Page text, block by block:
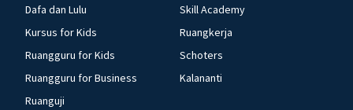
Dafa dan Lulu
Kursus for Kids
Ruangguru for Kids
Ruangguru for Business
Ruanguji
Skill Academy
Ruangkerja
Schoters
Kalananti